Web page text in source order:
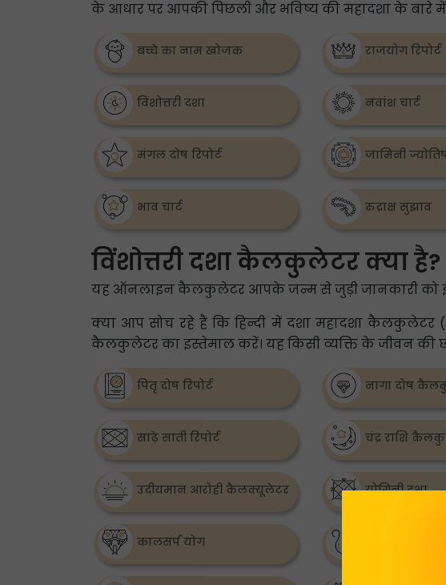
के आधार पर आपकी पिछली और भविष्य की महादशा के बारे में
बच्चे का नाम खोजक राजयोग रिपोर्ट
विंशोत्तरी दशा नवांश चार्ट
मंगल दोष रिपोर्ट जामिनी
भाव चार्ट रुद्राक्ष सुझाव
विंशोत्तरी दशा कैलकुलेटर क्या है?
यह ऑनलाइन कैलकुलेटर आपके जन्म से जुड़ी जानकारी को
क्या आप सोच रहे हैं कि हिन्दी में दशा महादशा कैलकुलेटर
कैलकुलेटर का इस्तेमाल करें। यह किसी व्यक्ति के जीवन की
पितृ दोष रिपोर्ट नागा दोष
साढ़े साती रिपोर्ट चंद्र राशि
उदीयमान आरोही कैलक्यूलेटर योगिनी दशा
कालसर्प योग